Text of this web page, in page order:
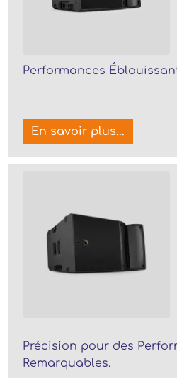
Performances
En savoir plus...
Précision pour des
Remarquables.